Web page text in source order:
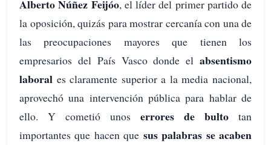
Alberto Núñez Feijóo, el líder del primer partido de
la oposición, quizás para mostrar cercanía con una de
las preocupaciones mayores que tienen los
empresarios del País Vasco donde el absentismo
laboral es claramente superior a la media nacional,
aprovechó una intervención pública para hablar de
ello. Y cometió unos errores de bulto tan
importantes que hacen que sus palabras se acaben